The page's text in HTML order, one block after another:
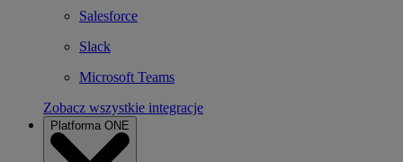
Salesforce
Slack
Microsoft Teams
Zobacz wszystkie integracje
Platforma ONE